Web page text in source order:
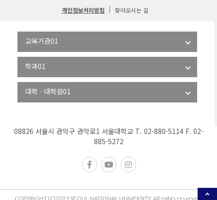
개인정보처리방침 찾아오시는 길
08826 서울시 관악구 관악로1 서울대학교 T. 02-880-5114 F. 02-
885-5272
COPYRIGHT (C)2021 SEOUL NATIONAL UNIVERSITY. All rights reserved.